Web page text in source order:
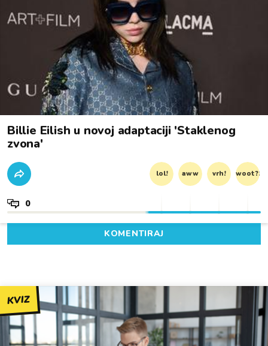
Billie Eilish u novoj adaptaciji 'Staklenog
zvona'
lol! aww vrh! woot?!
0
KOMENTIRAJ
KVIZ